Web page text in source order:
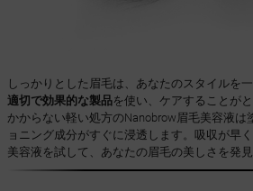
しっかりとした眉毛は、あなたのスタイルを
適切で効果的な製品を使い、ケアすることが
かからない軽い処方のNanobrow眉毛美容液は
ョニング成分がすぐに浸透します。吸収が早
美容液を試して、あなたの眉毛の美しさを発見